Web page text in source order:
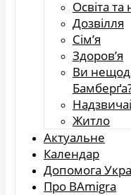
Освіта
Дозвілля
Сім’я
Здоров’я
Ви
Житло
Актуальне
Календар
Допомога
Про BAmigra